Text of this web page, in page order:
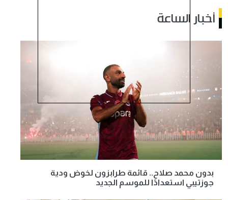
أخبار الساعة
بدون محمد صلاح.. قائمة طرابزون لخوض ودية
جوزتيبي استعدادًا للموسم الجديد